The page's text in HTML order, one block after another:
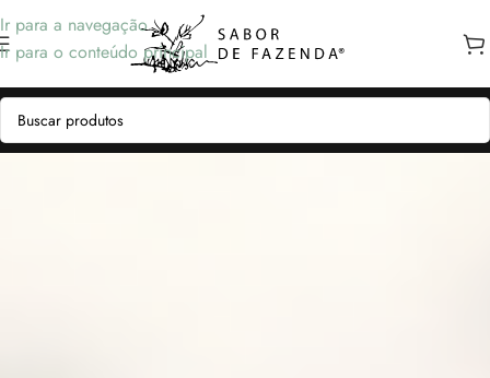
Ir para a navegação
Ir para o conteúdo principal